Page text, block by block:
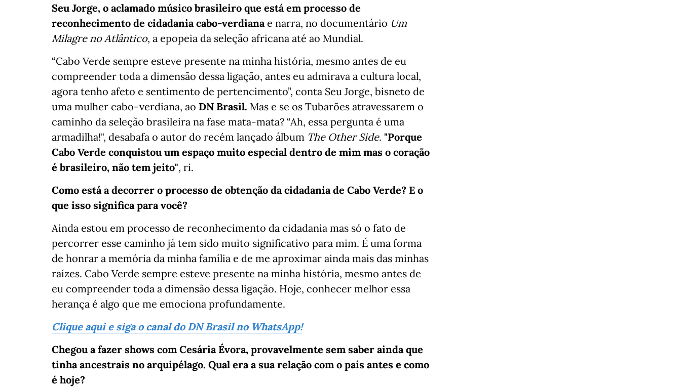
Seu Jorge, o aclamado músico brasileiro que está em processo de
reconhecimento de cidadania cabo-verdianae narra, no documentário Um
Milagre no Atlântico, a epopeia da seleção africana até ao Mundial.
“Cabo Verde sempre esteve presente na minha história, mesmo antes de eu
compreender toda a dimensão dessa ligação, antes eu admirava a cultura local,
agora tenho afeto e sentimento de pertencimento”, conta Seu Jorge, bisneto de
uma mulher cabo-verdiana, ao DN Brasil. Mas e se os Tubarões atravessarem o
caminho da seleção brasileira na fase mata-mata? “Ah, essa pergunta é uma
armadilha!", desabafa o autor do recém lançado álbum The Other Side. "Porque
Cabo Verde conquistou um espaço muito especial dentro de mim mas o coração
é brasileiro, não tem jeito", ri.
Como está a decorrer o processo de obtenção da cidadania de Cabo Verde? E o
que isso significa para você?
Ainda estou em processo de reconhecimento da cidadania mas só o fato de
percorrer esse caminho já tem sido muito significativo para mim. É uma forma
de honrar a memória da minha família e de me aproximar ainda mais das minhas
raízes. Cabo Verde sempre esteve presente na minha história, mesmo antes de
eu compreender toda a dimensão dessa ligação. Hoje, conhecer melhor essa
herança é algo que me emociona profundamente.
Clique aqui e siga o canal do DN Brasil no WhatsApp!
Chegou a fazer shows com Cesária Évora, provavelmente sem saber ainda que
tinha ancestrais no arquipélago. Qual era a sua relação com o país antes e como
é hoje?